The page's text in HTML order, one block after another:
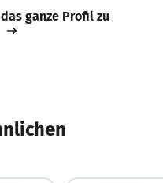
ganze Profil zu